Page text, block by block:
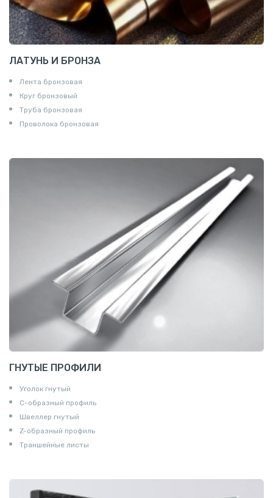
ЛАТУНЬ И БРОНЗА
Лента бронзовая
Круг бронзовый
Труба бронзовая
Проволока бронзовая
ГНУТЫЕ ПРОФИЛИ
Уголок гнутый
С-образный профиль
Швеллер гнутый
Z-образный профиль
Траншейные листы